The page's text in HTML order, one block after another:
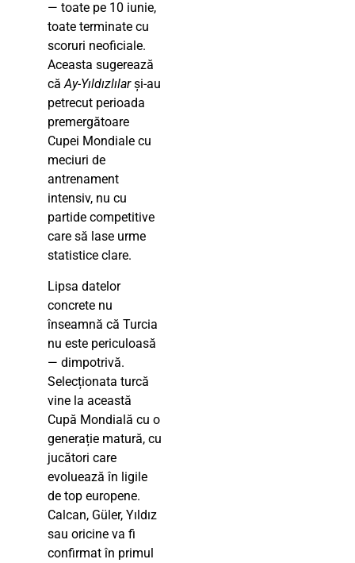
— toate pe 10 iunie,
toate terminate cu
scoruri neoficiale.
Aceasta sugerează
căAy-Yıldızlılarși-au
petrecut perioada
premergătoare
Cupei Mondiale cu
meciuri de
antrenament
intensiv, nu cu
partide competitive
care să lase urme
statistice clare.
Lipsa datelor
concrete nu
înseamnă că Turcia
nu este periculoasă
— dimpotrivă.
Selecționata turcă
vine la această
Cupă Mondială cu o
generație matură, cu
jucători care
evoluează în ligile
de top europene.
Calcan, Güler, Yıldız
sau oricine va fi
confirmat în primul